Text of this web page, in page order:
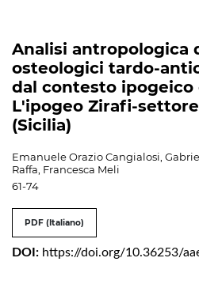
Analisi antropologica
osteologici tardo-
dal contesto ipogeico
L'ipogeo Zirafi-
(Sicilia)
Emanuele Orazio Cangialosi,
Raffa, Francesca Meli
61-74
PDF (Italiano)
DOI: https://doi.org/10.36253/